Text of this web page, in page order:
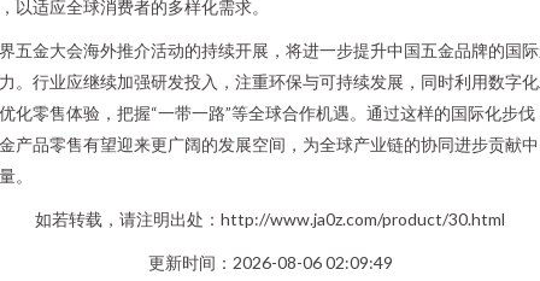
以适应全球消费者的多样化需求。
五金大会海外推介活动的持续开展，将进一步提升中国五金品牌的国
。行业应继续加强研发投入，注重环保与可持续发展，同时利用数字
化零售体验，把握“一带一路”等全球合作机遇。通过这样的国际化步伐
产品零售有望迎来更广阔的发展空间，为全球产业链的协同进步贡献
。
如若转载，请注明出处：http://www.ja0z.com/product/30.html
更新时间：2026-08-06 02:09:49